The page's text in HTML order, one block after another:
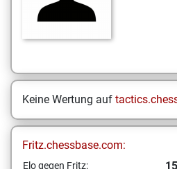
Keine Wertung auf
Fritz.chessbase.com:
Elo gegen Fritz: